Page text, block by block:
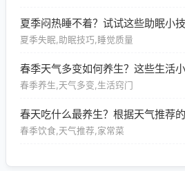
夏季闷热睡不着？试试这些助眠小
夏季失眠,助眠技巧,睡觉质量
春季天气多变如何养生？这些生活小
春季养生,天气多变,生活窍门
春天吃什么最养生？根据天气推荐
春季饮食,天气推荐,家常菜